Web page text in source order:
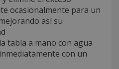
ocasionalmente para un
así su
tabla a mano con agua
con un